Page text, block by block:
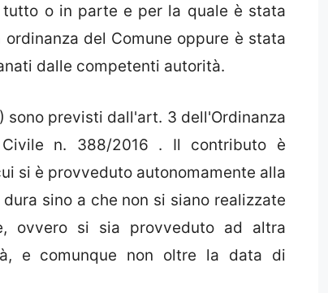
o in parte e per la quale è stata
del Comune oppure è stata
dalle competenti autorità.
sono previsti dall'art. 3 dell'Ordinanza
n. 388/2016 . Il contributo è
si è provveduto autonomamente alla
sino a che non si siano realizzate
ovvero si sia provveduto ad altra
e comunque non oltre la data di